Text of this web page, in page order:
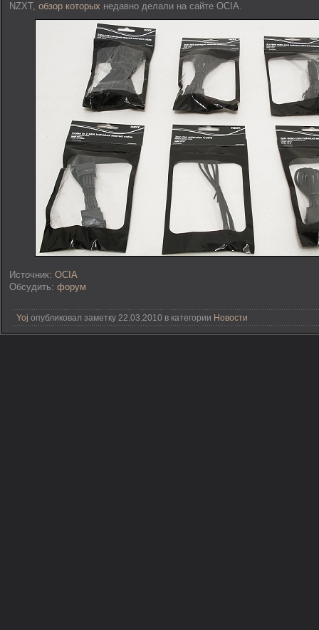
NZXT, обзор которых недавно делали на сайте OCIA.
Источник: OCIA
Обсудить: форум
Yoj опубликовал заметку 22.03.2010 в категории Новости